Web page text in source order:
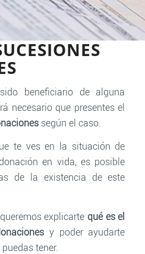
beneficiario de alguna
necesario que presentes el
según el caso.
te ves en la situación de
en vida, es posible
de la existencia de este
explicarte qué es el
y poder ayudarte
tener.